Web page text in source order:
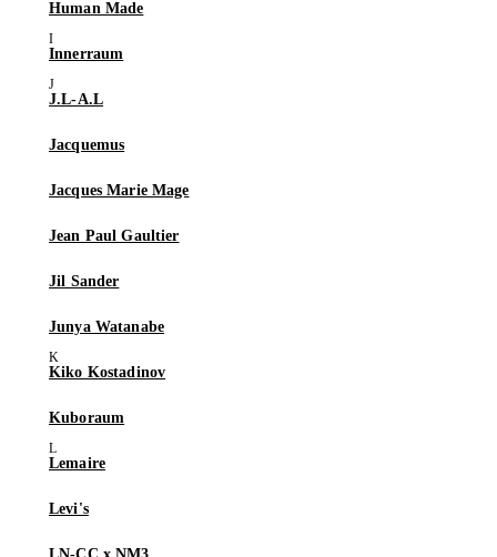
Human Made
Innerraum
J.L-A.L
Jacquemus
Jacques Marie Mage
Jean Paul Gaultier
Jil Sander
Junya Watanabe
Kiko Kostadinov
Kuboraum
Lemaire
Levi's